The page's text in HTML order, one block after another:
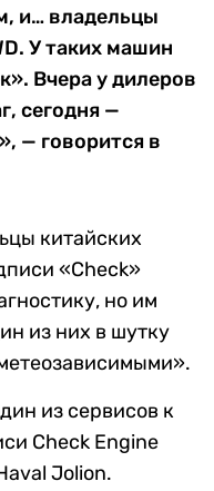
и… владельцы
У таких машин
Вчера у дилеров
сегодня —
— говорится в
китайских
«Check»
но им
из них в шутку
из сервисов к
Check Engine
Jolion.